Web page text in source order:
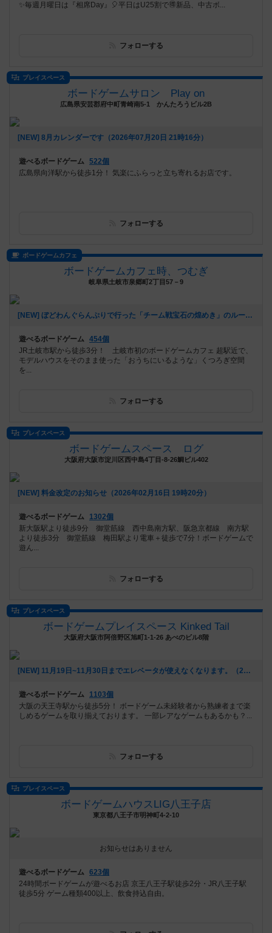
✨毎週月曜日は『相席Day』🎈平日はU25割で🉐新品、中古ボ...
フォローする
プレイスペース
ボードゲームサロン Play on
広島県安芸郡府中町青崎南5-1 かんたろうビル2B
[NEW] 8月カレンダーです（2026年07月20日 21時16分）
遊べるボードゲーム 522個
広島県向洋駅から徒歩1分！ 気楽にふらっと立ち寄れるお店です。
フォローする
ボードゲームカフェ
ボードゲームカフェ時、つむぎ
岐阜県土岐市泉郷町2丁目57－9
[NEW] ぼどわんぐらんぷりで行った「チーム戦宝石の煌めき」のルールについて（2026年07月11日 16時35分）
遊べるボードゲーム 454個
JR土岐市駅から徒歩3分！ 土岐市初のボードゲームカフェ 超駅近で、
モデルハウスをそのまま使った「おうちにいるような」くつろぎ空間
を...
フォローする
プレイスペース
ボードゲームスペース ログ
大阪府大阪市淀川区西中島4丁目-8-26鯛ビル402
[NEW] 料金改定のお知らせ（2026年02月16日 19時20分）
遊べるボードゲーム
1302個
新大阪駅より徒歩9分 御堂筋線 西中島南方駅、阪急京都線 南方駅
より徒歩3分 御堂筋線 梅田駅より電車＋徒歩で7分！ボードゲームで
遊ん...
フォローする
プレイスペース
ボードゲームプレイスペース Kinked Tail
大阪府大阪市阿倍野区旭町1-1-26 あべのビル8階
[NEW] 11月19日~11月30日までエレベータが使えなくなります。（2025年10月20日 16時13分）
遊べるボードゲーム
1103個
大阪の天王寺駅から徒歩5分！ ボードゲーム未経験者から熟練者まで楽
しめるゲームを取り揃えております。 一部レアなゲームもあるかも？...
フォローする
プレイスペース
ボードゲームハウスLIG八王子店
東京都八王子市明神町4-2-10
お知らせはありません
遊べるボードゲーム 623個
24時間ボードゲームが遊べるお店 京王八王子駅徒歩2分・JR八王子駅
徒歩5分 ゲーム種類400以上、飲食持込自由。